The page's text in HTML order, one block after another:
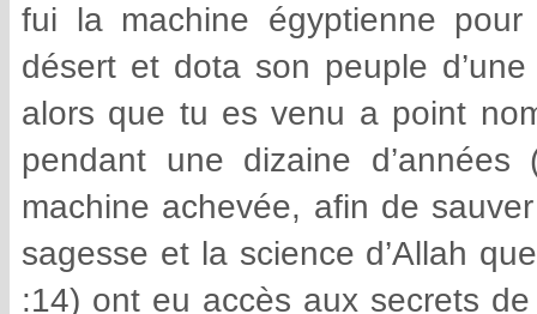
fui la machine égyptienne
désert et dota son peuple
alors que tu es venu a point
pendant une dizaine
machine achevée, afin de
sagesse et la science d’Allah
:14) ont eu accès aux secrets